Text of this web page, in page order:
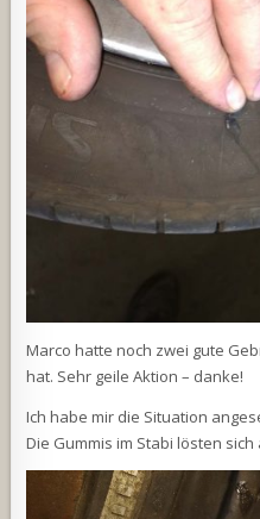
Marco hatte noch zwei gute
hat. Sehr geile Aktion – danke!
Ich habe mir die Situation
Die Gummis im Stabi lösten sich